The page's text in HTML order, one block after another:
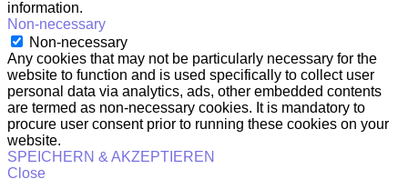
information.
Non-necessary
Non-necessary
Any cookies that may not be particularly necessary for the
website to function and is used specifically to collect user
personal data via analytics, ads, other embedded contents
are termed as non-necessary cookies. It is mandatory to
procure user consent prior to running these cookies on your
website.
SPEICHERN & AKZEPTIEREN
Close